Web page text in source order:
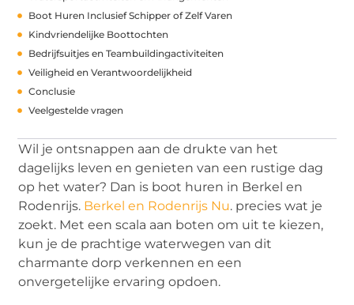
Boot Huren Inclusief Schipper of Zelf Varen
Kindvriendelijke Boottochten
Bedrijfsuitjes en Teambuildingactiviteiten
Veiligheid en Verantwoordelijkheid
Conclusie
Veelgestelde vragen
Wil je ontsnappen aan de drukte van het
dagelijks leven en genieten van een rustige dag
op het water? Dan is boot huren in Berkel en
Rodenrijs. Berkel en Rodenrijs Nu. precies wat je
zoekt. Met een scala aan boten om uit te kiezen,
kun je de prachtige waterwegen van dit
charmante dorp verkennen en een
onvergetelijke ervaring opdoen.